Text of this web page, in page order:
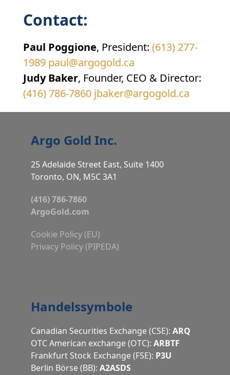
Contact:
Paul Poggione, President: (613) 277-
1989 paul@argogold.ca
Judy Baker, Founder, CEO & Director:
(416) 786-7860 jbaker@argogold.ca
Argo Gold Inc.
25 Adelaide Street East, Suite 1400
Toronto, ON, M5C 3A1
(416) 786-7860
ArgoGold.com
Cookie Policy (EU)
Privacy Policy (PIPEDA)
Handelssymbole
Canadian Securities Exchange (CSE): ARQ
OTC American exchange (OTC): ARBTF
Frankfurt Stock Exchange (FSE): P3U
Berlin Börse (BB): A2ASDS